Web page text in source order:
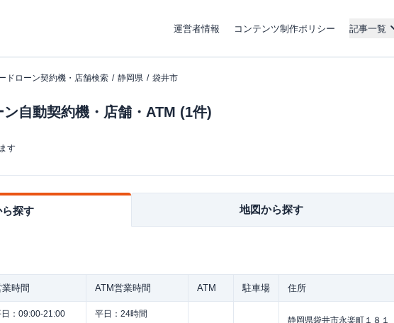
運営者情報 コンテンツ制作ポリシー 記事一覧
ドローン契約機・店舗検索 静岡県 袋井市
自動契約機・店舗・ATM (1件)
す
探す 地図から探す
業時間 ATM営業時間 ATM 駐車場 住所
： 09:00-21:00
平日： 24時間
静岡県袋井市永楽町１８１